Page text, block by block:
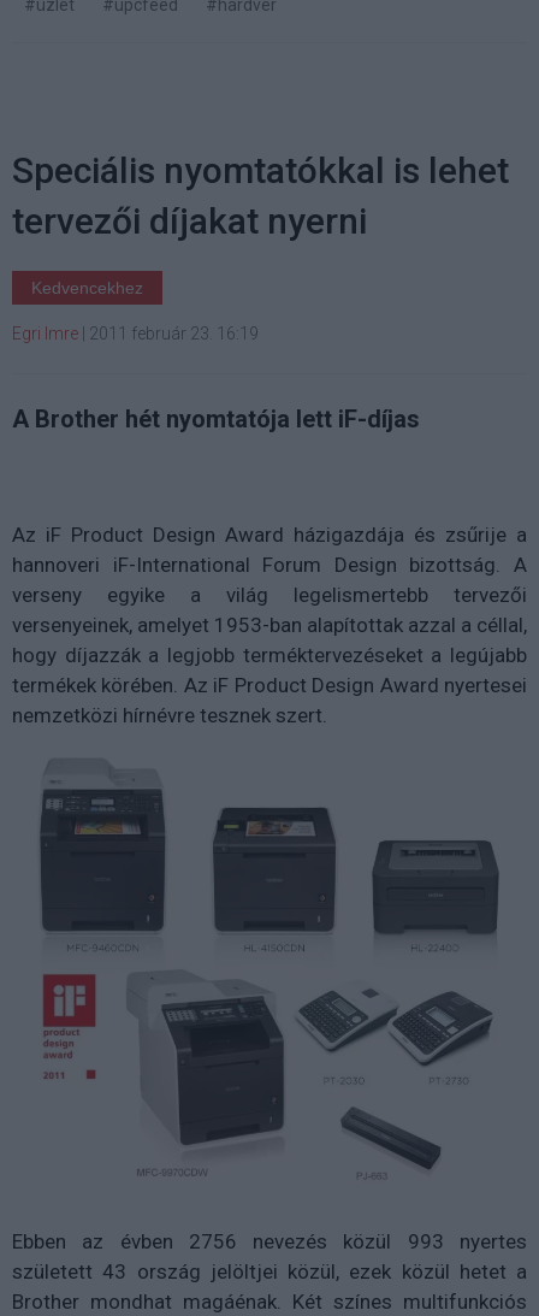
#üzlet
#upcfeed #hardver
Speciális nyomtatókkal is lehet
tervezői díjakat nyerni
Kedvencekhez
Egri Imre | 2011 február 23. 16:19
A Brother hét nyomtatója lett iF-díjas
Az iF Product Design Award házigazdája és zsűrije a
hannoveri iF-International Forum Design bizottság. A
verseny egyike a világ legelismertebb tervezői
versenyeinek, amelyet 1953-ban alapítottak azzal a céllal,
hogy díjazzák a legjobb terméktervezéseket a legújabb
termékek körében. Az iF Product Design Award nyertesei
nemzetközi hírnévre tesznek szert.
Ebben az évben 2756 nevezés közül 993 nyertes
született 43 ország jelöltjei közül, ezek közül hetet a
Brother mondhat magáénak. Két színes multifunkciós